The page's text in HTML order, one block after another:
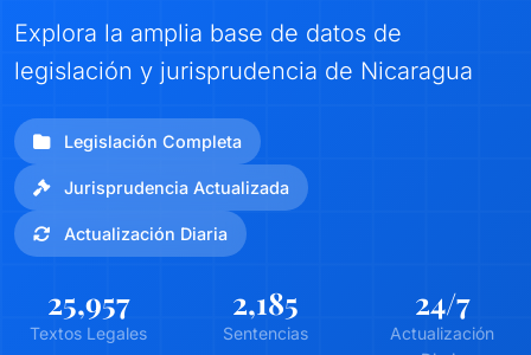
Explora la amplia base de datos de
legislación y jurisprudencia de Nicaragua
Legislación Completa
Jurisprudencia Actualizada
Actualización Diaria
25,957
Textos Legales
2,185
Sentencias
24/7
Actualización